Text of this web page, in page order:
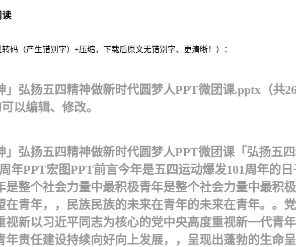
读
码（产生错别字）+压缩，下载后原文无错别字、更清晰！）：
」弘扬五四精神做新时代圆梦人PPT微团课.pptx（共
以编辑、修改。
」弘扬五四精神做新时代圆梦人PPT微团课「弘扬五
年PPT宏图PPT前言今年是五四运动爆发101周年的
是整个社会力量中最积极青年是整个社会力量中最积
在青年，，民族民族的未来在青年的未来在青年。。
视新以习近平同志为核心的党中央高度重视新一代青
责任建设持续向好向上发展，，呈现出蓬勃的生命